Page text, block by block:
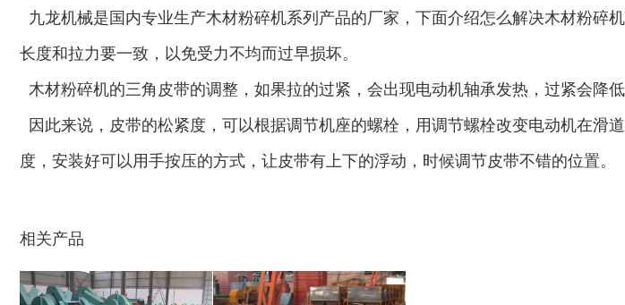
九龙机械是国内专业生产木材粉碎机系列产品的厂家，下面介绍怎么解决木材粉碎
长度和拉力要一致，以免受力不均而过早损坏。
木材粉碎机的三角皮带的调整，如果拉的过紧，会出现电动机轴承发热，过紧会降
因此来说，皮带的松紧度，可以根据调节机座的螺栓，用调节螺栓改变电动机在
度，安装好可以用手按压的方式，让皮带有上下的浮动，时候调节皮带不错的位置。
相关产品
鼓式削片机 稻草粉碎机